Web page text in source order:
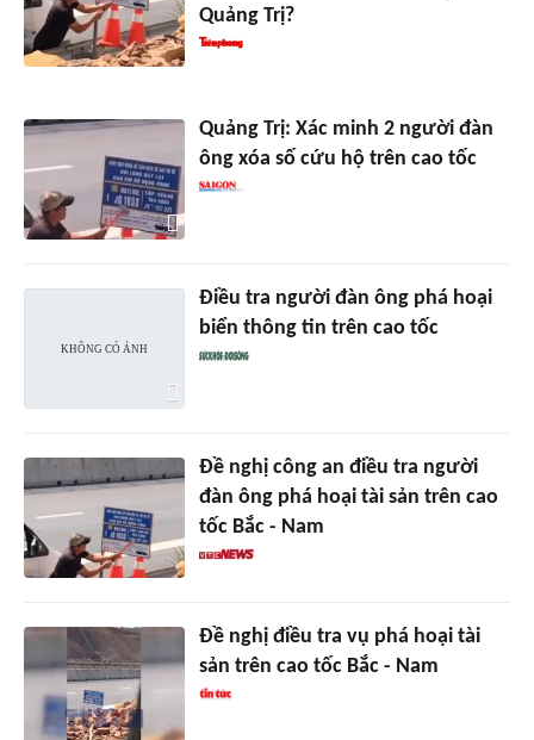
Quảng Trị?
Quảng Trị: Xác minh 2 người đàn
ông xóa số cứu hộ trên cao tốc
Điều tra người đàn ông phá hoại
biển thông tin trên cao tốc
Đề nghị công an điều tra người
đàn ông phá hoại tài sản trên cao
tốc Bắc - Nam
Đề nghị điều tra vụ phá hoại tài
sản trên cao tốc Bắc - Nam